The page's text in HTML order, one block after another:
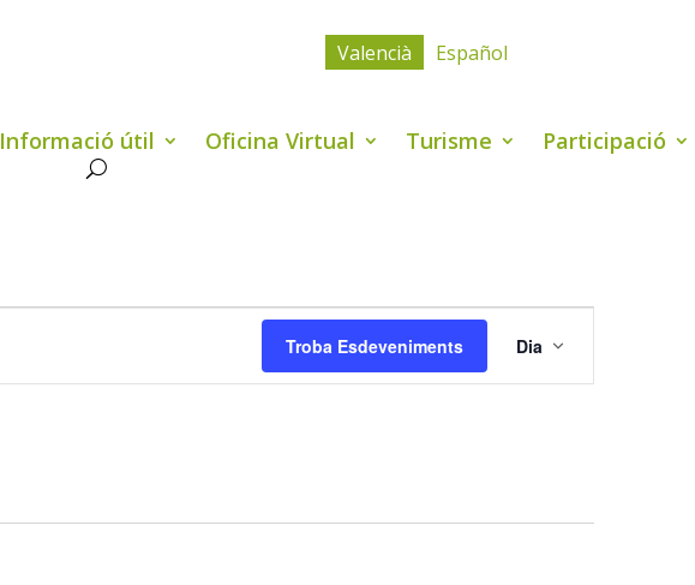
Valencià Español
Informació útil Oficina Virtual Turisme Participació
Troba Esdeveniments
Navegació
de
Dia